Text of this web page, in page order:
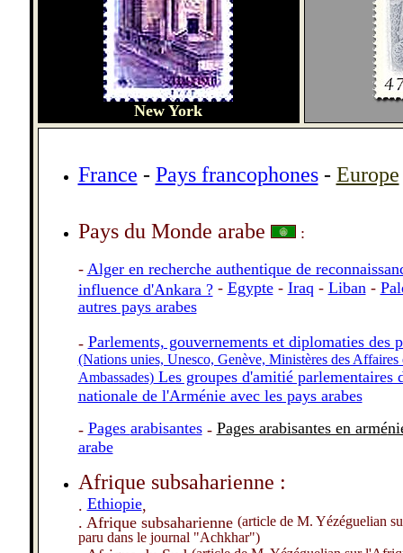
New York
France - Pays francophones- Europe
Pays du Monde arabe
:
- Alger en recherche authentique de
influence d'Ankara ?- Egypte- Iraq - Liban-
autres pays arabes
- Parlements, gouvernements et diplomaties des
(Nations unies, Unesco, Genève, Ministères des Affaires
Ambassades)Les groupes d'amitié parlementaires
nationale de l'Arménie avec les pays arabes
- Pages arabisantes- Pages arabisantes en armé
arabe
Afrique subsaharienne :
Ethiopie,
. Afrique subsaharienne (article de M. Yézéguelian
paru dans le journal "Achkhar")